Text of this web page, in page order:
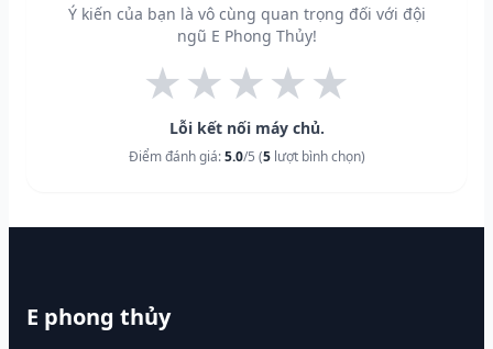
Ý kiến của bạn là vô cùng quan trọng đối với đội
ngũ E Phong Thủy!
★★★★★
Lỗi kết nối máy chủ.
Điểm đánh giá:5.0/5 (5lượt bình chọn)
E phong thủy